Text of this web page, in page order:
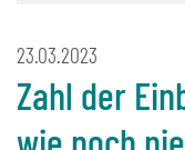
23.03.2023
Zahl der